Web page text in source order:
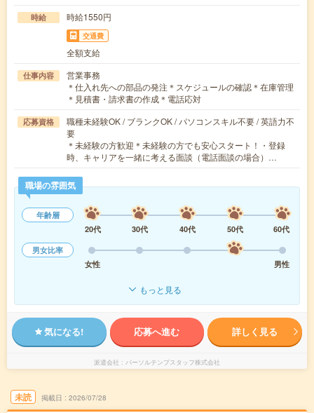
時給 時給1550円
交通費
全額支給
仕事内容
営業事務
＊仕入れ先への部品の発注＊スケジュールの確認＊在庫管理
＊見積書・請求書の作成＊電話応対
応募資格
職種未経験OK / ブランクOK / パソコンスキル不要 / 英語力不
要
＊未経験の方歓迎＊未経験の方でも安心スタート！・登録
時、キャリアを一緒に考える面談（電話面談の場合）…
職場の雰囲気
年齢層
20代
30代 40代 50代
60代
男女比率
女性
男性
もっと見る
気になる! 応募へ進む 詳しく見る
派遣会社 パーソルテンプスタッフ株式会社
未読 掲載日 2026/07/28